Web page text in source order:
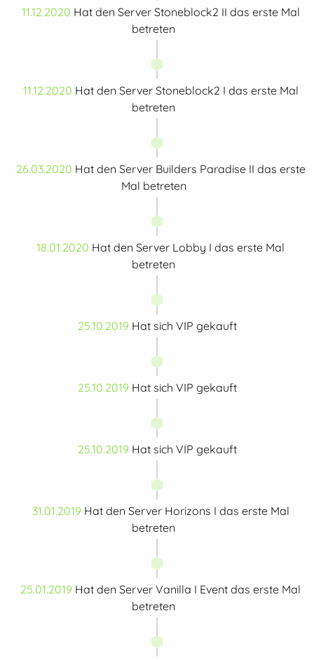
11.12.2020 Hat den Server Stoneblock2 II das erste Mal
betreten
11.12.2020 Hat den Server Stoneblock2 I das erste Mal
betreten
26.03.2020 Hat den Server Builders Paradise II das erste
Mal betreten
18.01.2020 Hat den Server Lobby I das erste Mal
betreten
25.10.2019 Hat sich VIP gekauft
25.10.2019 Hat sich VIP gekauft
25.10.2019 Hat sich VIP gekauft
31.01.2019 Hat den Server Horizons I das erste Mal
betreten
25.01.2019 Hat den Server Vanilla I Event das erste Mal
betreten